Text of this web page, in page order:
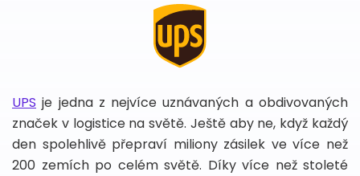
UPS je jedna z nejvíce uznávaných a obdivovaných
značek v logistice na světě. Ještě aby ne, když každý
den spolehlivě přepraví miliony zásilek ve více než
200 zemích po celém světě. Díky více než stoleté